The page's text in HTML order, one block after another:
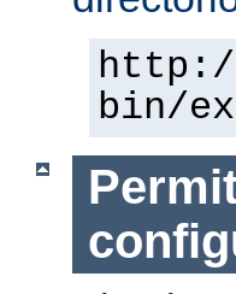
http://
bin/